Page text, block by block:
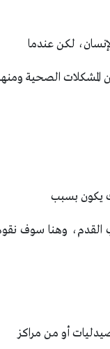
لكن عندما
الصحية
يكون بسبب
القدم، وهنا سوف
أو من مراكز